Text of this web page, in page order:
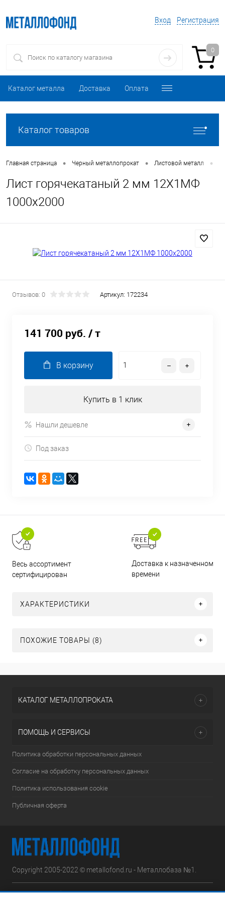
Вход Регистрация
0
Каталог металла Доставка Оплата
Каталог товаров
Главная страница • Черный металлопрокат • Листовой металл •
Лист горячекатаный 2 мм 12Х1МФ
1000х2000
Отзывов: 0 Артикул: 172234
141 700 руб. / т
В корзину
Купить в 1 клик
Нашли дешевле
Под заказ
Весь ассортимент
сертифицирован
Доставка к назначенному
времени
ХАРАКТЕРИСТИКИ
ПОХОЖИЕ ТОВАРЫ (8)
КАТАЛОГ МЕТАЛЛОПРОКАТА
ПОМОЩЬ И СЕРВИСЫ
Политика обработки персональных данных
Согласие на обработку персональных данных
Политика использования cookie
Публичная оферта
Copyright 2005-2022 © metallofond.ru - Металлобаза №1.
Московская область, Ступинский р-н, д.Сотниково,